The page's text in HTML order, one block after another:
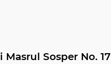
Sosper No. 17